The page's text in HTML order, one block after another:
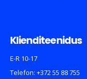
Klienditeenidus
E-R 10-17
Telefon: +372 55 88 755